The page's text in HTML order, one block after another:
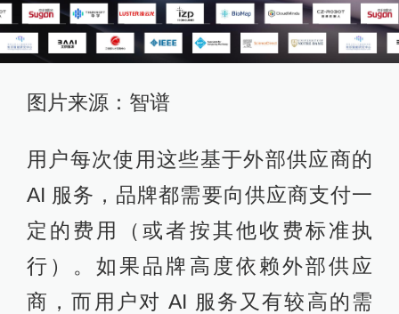
图片来源：智谱
用户每次使用这些基于外部供应商的
AI 服务，品牌都需要向供应商支付一
定的费用（或者按其他收费标准执
行）。如果品牌高度依赖外部供应
商，而用户对 AI 服务又有较高的需